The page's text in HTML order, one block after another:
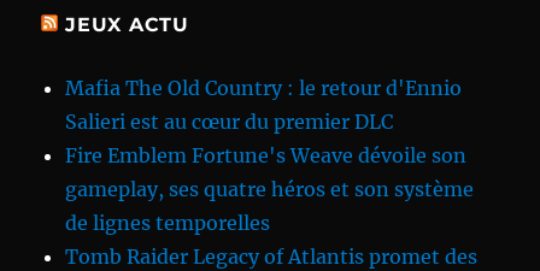
JEUX ACTU
Mafia The Old Country : le retour d'Ennio
Salieri est au cœur du premier DLC
Fire Emblem Fortune's Weave dévoile son
gameplay, ses quatre héros et son système
de lignes temporelles
Tomb Raider Legacy of Atlantis promet des